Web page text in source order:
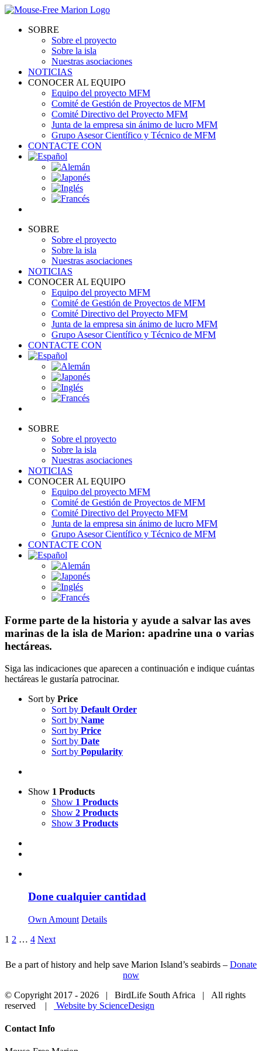
Skip
contentSOBRE
Sobre el proyecto
Sobre la isla
Nuestras asociaciones
NOTICIAS
CONOCER AL EQUIPO
Equipo del proyecto MFM
Comité de Gestión de Proyectos de MFM
Comité Directivo del Proyecto MFM
Junta de la empresa sin ánimo de lucro MFM
Grupo Asesor Científico y Técnico de MFM
CONTACTE CON
SOBRE
Sobre el proyecto
Sobre la isla
Nuestras asociaciones
NOTICIAS
CONOCER AL EQUIPO
Equipo del proyecto MFM
Comité de Gestión de Proyectos de MFM
Comité Directivo del Proyecto MFM
Junta de la empresa sin ánimo de lucro MFM
Grupo Asesor Científico y Técnico de MFM
CONTACTE CON
SOBRE
Sobre el proyecto
Sobre la isla
Nuestras asociaciones
NOTICIAS
CONOCER AL EQUIPO
Equipo del proyecto MFM
Comité de Gestión de Proyectos de MFM
Comité Directivo del Proyecto MFM
Junta de la empresa sin ánimo de lucro MFM
Grupo Asesor Científico y Técnico de MFM
CONTACTE CON
Forme parte de la historia y ayude a salvar las aves
marinas de la isla de Marion: apadrine una o varias
hectáreas.
Siga las indicaciones que aparecen a continuación e indique cuántas
hectáreas le gustaría patrocinar.
Sort by Price
Sort by Default Order
Sort by Name
Sort by Price
Sort by Date
Sort by Popularity
Show 1 Products
Show 1 Products
Show 2 Products
Show 3 Products
Done cualquier cantidad
Own Amount Details
1 2 … 4 Next
Be a part of history and help save Marion Island’s seabirds – Donate
now
© Copyright 2017 - 2026 | BirdLife South Africa | All rights
reserved |
Website by ScienceDesign
Close
Contact Info